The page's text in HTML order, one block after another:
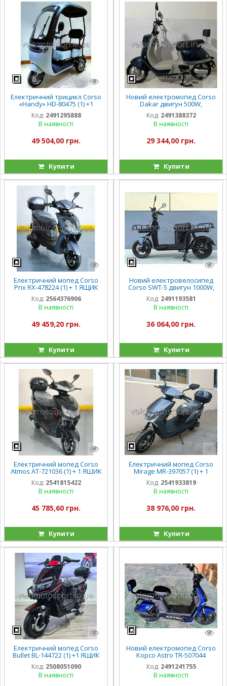
Електричний трицикл Corso
«Handy» HD-80475 (1) +1
ЯЩИК АКУМ., двигун 800W,
акумулятор 72V/20Ah,
колеса 300-10,
Код: 2491295888
В наявності
49 504,00 грн.
Купити
Новий електромопед Corso
Dakar двигун 500W,
акумулятор 60V/20Ah
Код: 2491388372
В наявності
29 344,00 грн.
Купити
Електричний мопед Corso
Prix RX-478224 (1) + 1 ЯЩИК
АКУМ двигун 1500W,
акумулятор 72V/23Ah, в
коробці
Код: 2564376906
В наявності
49 459,20 грн.
Купити
Новий електровелосипед
Corso SWT-5 двигун 1000W,
акумулятор 72V/20Ah,
колеса 12
Код: 2491193581
В наявності
36 064,00 грн.
Купити
Електричний мопед Corso
Atmos AT-721036 (1) + 1 ЯШИК
АКУМ, двигун 1500W,
акумулятор 72V/32Ah, в
коробці
Код: 2541815422
В наявності
45 785,60 грн.
Купити
Електричний мопед Corso
Mirage MR-397057 (1) + 1
ЯЩИК АКУМ, двигун 1000W,
акумулятор 72V/20Ah, в
коробці
Код: 2541933819
В наявності
38 976,00 грн.
Купити
Електричний мопед Corso
Bullet BL-144722 (1) +1 ЯЩИК
АКУМ., двигун 2000W,
акумулятор 72V/38Ah
Код: 2508051090
В наявності
Новий електромопед Corso
Корсо Astro TR-507044
двигун 500W, акумулятор
60V/20Ah, в коробці
Код: 2491241755
В наявності